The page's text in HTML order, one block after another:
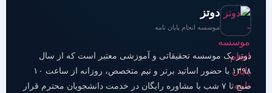
دوتز
موسسه انجام پایان نامه
دوتز یک موسسه تحقیقاتی و آموزشی معتبر است که از سال
۱۳۹۸ با حضور اساتید برتر و تیم متخصص، روزانه از ساعت ۱۰
صبح تا ۷ شب با مشاوره رایگان در خدمت دانشجویان محترم قرار